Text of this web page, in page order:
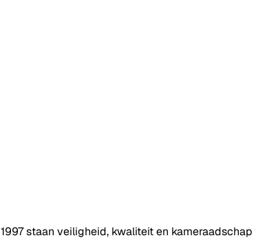
1997staan veiligheid, kwaliteit en kameraadschap